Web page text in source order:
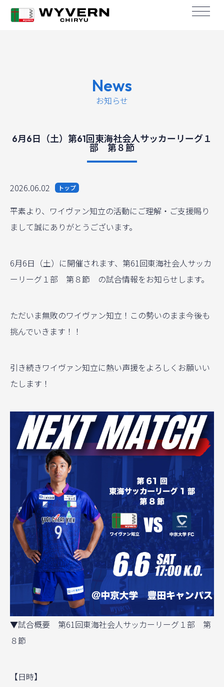
News
お知らせ
6月6日（土）第61回東海社会人サッカーリーグ１
部 第８節
2026.06.02 トップ
平素より、ワイヴァン知立の活動にご理解・ご支援賜り
まして誠にありがとうございます。
6月6日（土）に開催されます、第61回東海社会人サッカ
ーリーグ１部 第８節 の試合情報をお知らせします。
ただいま無敗のワイヴァン知立！この勢いのまま今後も
挑んでいきます！！
引き続きワイヴァン知立に熱い声援をよろしくお願いい
たします！
▼試合概要 第61回東海社会人サッカーリーグ１部 第
８節
【日時】